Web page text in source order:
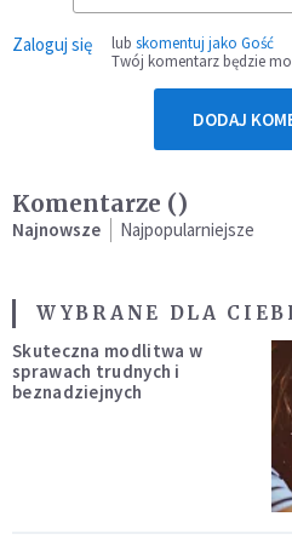
Zaloguj się lub skomentuj jako Gość
Twój komentarz będzie
DODAJ
Komentarze ()
Najnowsze Najpopularniejsze
WYBRANE DLA
Skuteczna modlitwa w
sprawach trudnych i
beznadziejnych